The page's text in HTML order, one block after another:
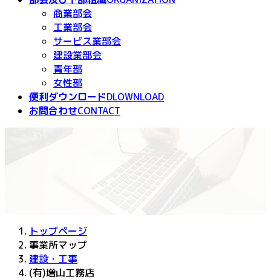
商業部会
工業部会
サービス業部会
建設業部会
青年部
女性部
便利ダウンロードDLOWNLOAD
お問合わせCONTACT
トップページ
事業所マップ
建設・工事
(有)増山工務店